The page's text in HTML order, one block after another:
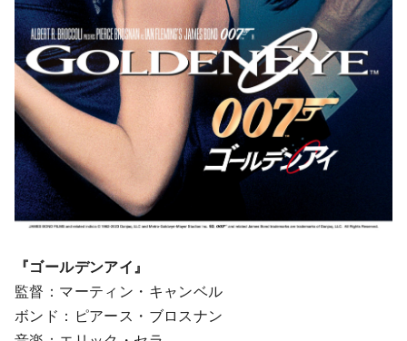
『ゴールデンアイ』
監督：マーティン・キャンベル
ボンド：ピアース・ブロスナン